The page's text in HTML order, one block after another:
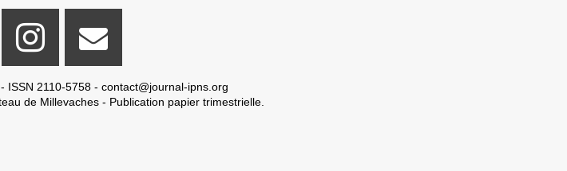
ISSN 2110-5758 - contact@journal-ipns.org
de Millevaches - Publication papier trimestrielle.